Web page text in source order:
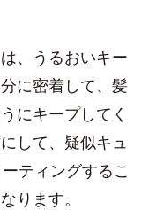
は、うるおいキー
に密着して、髪
にキープしてく
して、疑似キュ
ティングするこ
ります。